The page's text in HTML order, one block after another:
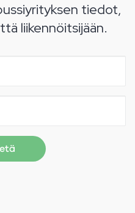
tiedot,
liikennöitsijään.